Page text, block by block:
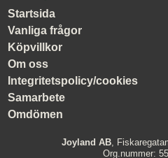
Startsida
Vanliga frågor
Köpvillkor
Om oss
Integritetspolicy/cookies
Samarbete
Omdömen
Joyland AB,
Org.nummer: